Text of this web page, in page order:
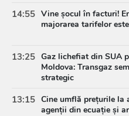
14:55 Vine șocul în facturi!
majorarea tarifelor
13:25 Gaz lichefiat din SUA
Moldova: Transgaz
strategic
13:15 Cine umflă prețurile la
agenții din ecuație și